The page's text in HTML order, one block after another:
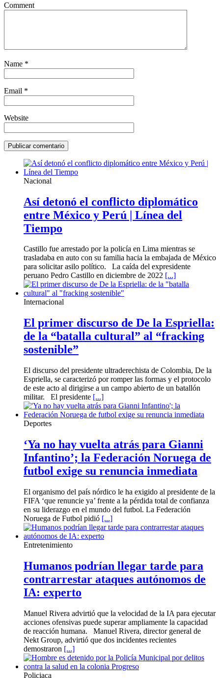
Comment
Name *
Email *
Website
Nacional
Así detonó el conflicto diplomático
entre México y Perú | Línea del
Tiempo
Castillo fue arrestado por la policía en Lima mientras se
trasladaba en auto con su familia hacia la embajada de México
para solicitar asilo político. La caída del expresidente
peruano Pedro Castillo en diciembre de 2022 [...]
Internacional
El primer discurso de De la Espriella:
de la “batalla cultural” al “fracking
sostenible”
El discurso del presidente ultraderechista de Colombia, De la
Espriella, se caracterizó por romper las formas y el protocolo
de este acto al dirigirse a un campo abierto de un batallón
militar. El presidente [...]
Deportes
‘Ya no hay vuelta atrás para Gianni
Infantino’; la Federación Noruega de
futbol exige su renuncia inmediata
El organismo del país nórdico le ha exigido al presidente de la
FIFA ‘que renuncie ya’ frente a la pérdida total de confianza
en su liderazgo en el mundo del futbol. La Federación
Noruega de Futbol pidió [...]
Entretenimiento
Humanos podrían llegar tarde para
contrarrestar ataques autónomos de
IA: experto
Manuel Rivera advirtió que la velocidad de la IA para ejecutar
acciones ofensivas puede superar ampliamente la capacidad
de reacción humana. Manuel Rivera, director general de
Nekt Group, advirtió que dos incidentes recientes
demostraron [...]
Policiaca